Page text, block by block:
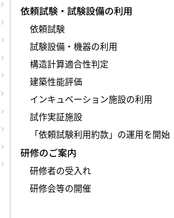
依頼試験・試験設備の利用
依頼試験
試験設備・機器の利用
構造計算適合性判定
建築性能評価
インキュベーション施設の利用
試作実証施設
「依頼試験利用約款」の運用を開始
研修のご案内
研修者の受入れ
研修会等の開催